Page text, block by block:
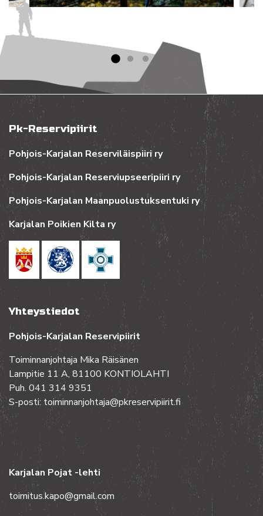
Pk-Reservipiirit
Pohjois-Karjalan Reserviläispiiri ry
Pohjois-Karjalan Reserviupseeripiiri ry
Pohjois-Karjalan Maanpuolustuksentuki ry
Karjalan Poikien Kilta ry
Yhteystiedot
Pohjois-Karjalan Reservipiirit
Toiminnanjohtaja Mika Räisänen
Lampitie 11 A, 81100 KONTIOLAHTI
Puh. 041 314 9351
S-posti: toiminnanjohtaja@pkreservipiirit.fi
Karjalan Pojat -lehti
toimitus.kapo@gmail.com